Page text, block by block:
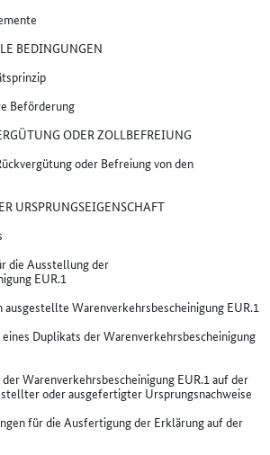
BEDINGUNGEN
Beförderung
ODER ZOLLBEFREIUNG
oder Befreiung von den
URSPRUNGSEIGENSCHAFT
die Ausstellung der
EUR.1
ausgestellte Warenverkehrsbescheinigung EUR.1
Duplikats der Warenverkehrsbescheinigung
Warenverkehrsbescheinigung EUR.1 auf der
oder ausgefertigter Ursprungsnachweise
für die Ausfertigung der Erklärung auf der